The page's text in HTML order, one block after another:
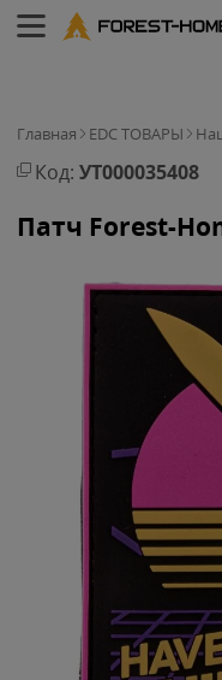
Главная EDC ТОВАРЫ
Код: УТ000035408
Патч Forest-